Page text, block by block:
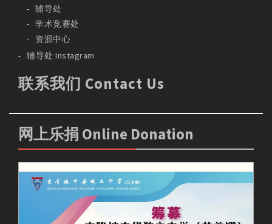
辅导处
学术竞赛处
资源中心
辅导处 Instagram
联系我们 Contact Us
网上乐捐 Online Donation